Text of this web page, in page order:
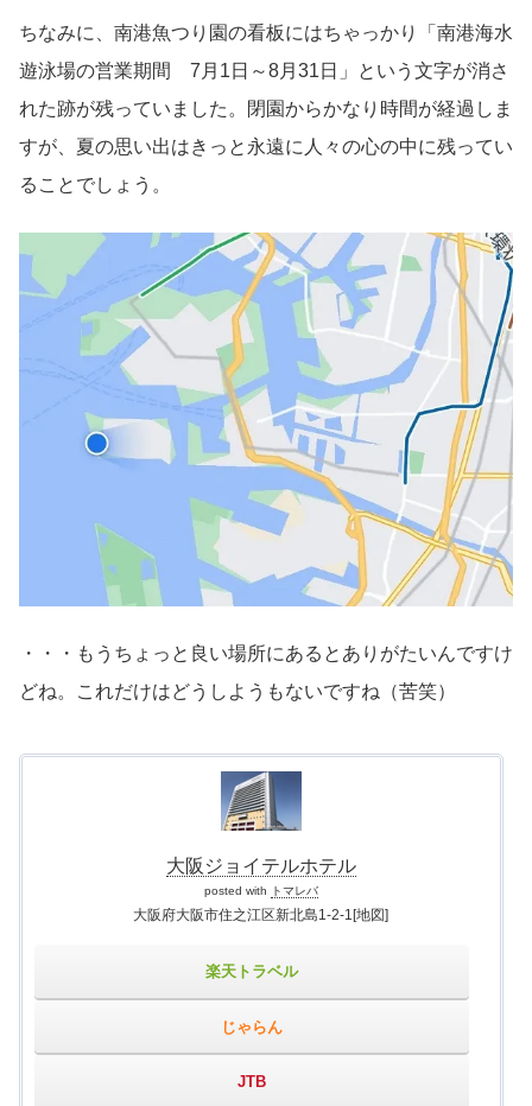
ちなみに、南港魚つり園の看板にはちゃっかり「南港海水
遊泳場の営業期間 7月1日～8月31日」という文字が消さ
れた跡が残っていました。閉園からかなり時間が経過しま
すが、夏の思い出はきっと永遠に人々の心の中に残ってい
ることでしょう。
・・・もうちょっと良い場所にあるとありがたいんですけ
どね。これだけはどうしようもないですね（苦笑）
大阪ジョイテルホテル
posted with トマレバ
大阪府大阪市住之江区新北島1-2-1[地図]
楽天トラベル
じゃらん
JTB